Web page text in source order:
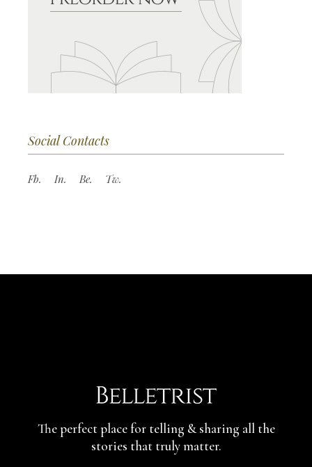
Social Contacts
Fb. In. Be. Tw.
The perfect place for telling & sharing all the
stories that truly matter.